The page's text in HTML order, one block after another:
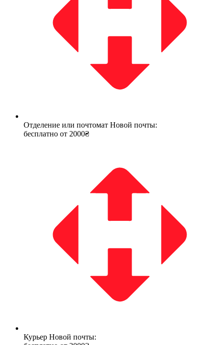
Отделение или почтомат Новой почты:
бесплатно от 2000₴
Курьер Новой почты: